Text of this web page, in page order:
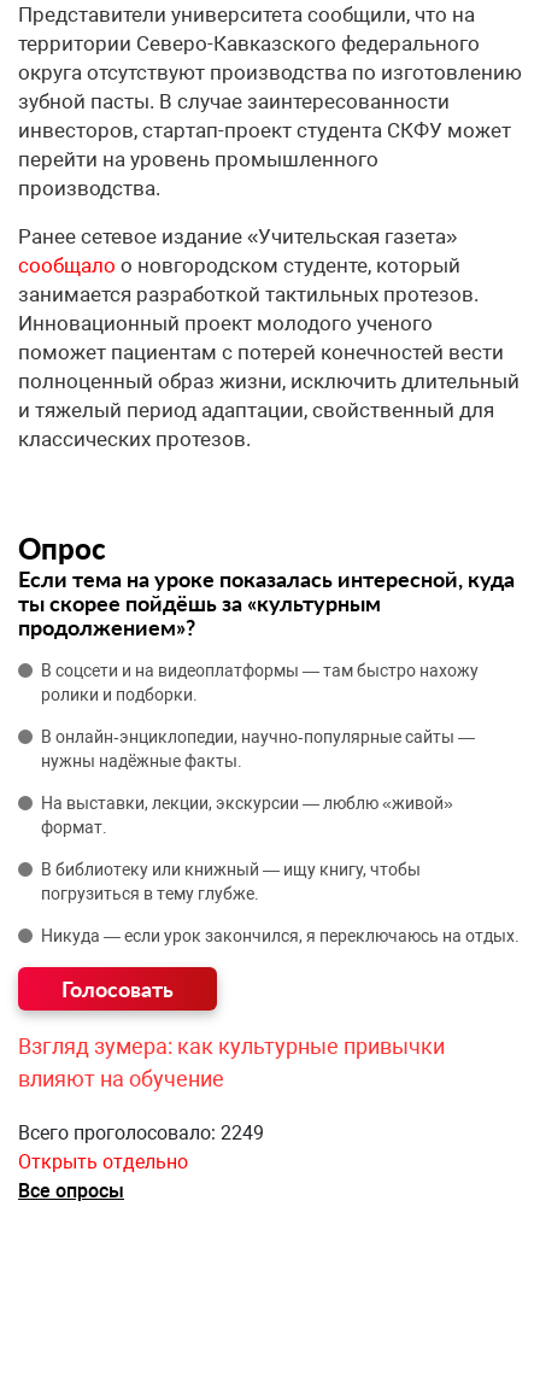
Представители университета сообщили, что на
территории Северо-Кавказского федерального
округа отсутствуют производства по изготовлению
зубной пасты. В случае заинтересованности
инвесторов, стартап-проект студента СКФУ может
перейти на уровень промышленного
производства.
Ранее сетевое издание «Учительская газета»
сообщало о новгородском студенте, который
занимается разработкой тактильных протезов.
Инновационный проект молодого ученого
поможет пациентам с потерей конечностей вести
полноценный образ жизни, исключить длительный
и тяжелый период адаптации, свойственный для
классических протезов.
Опрос
Если тема на уроке показалась интересной, куда
ты скорее пойдёшь за «культурным
продолжением»?
В соцсети и на видеоплатформы — там быстро нахожу
ролики и подборки.
В онлайн‑энциклопедии, научно‑популярные сайты —
нужны надёжные факты.
На выставки, лекции, экскурсии — люблю «живой»
формат.
В библиотеку или книжный — ищу книгу, чтобы
погрузиться в тему глубже.
Никуда — если урок закончился, я переключаюсь на отдых.
Взгляд зумера: как культурные привычки
влияют на обучение
Всего проголосовало: 2249
Открыть отдельно
Все опросы